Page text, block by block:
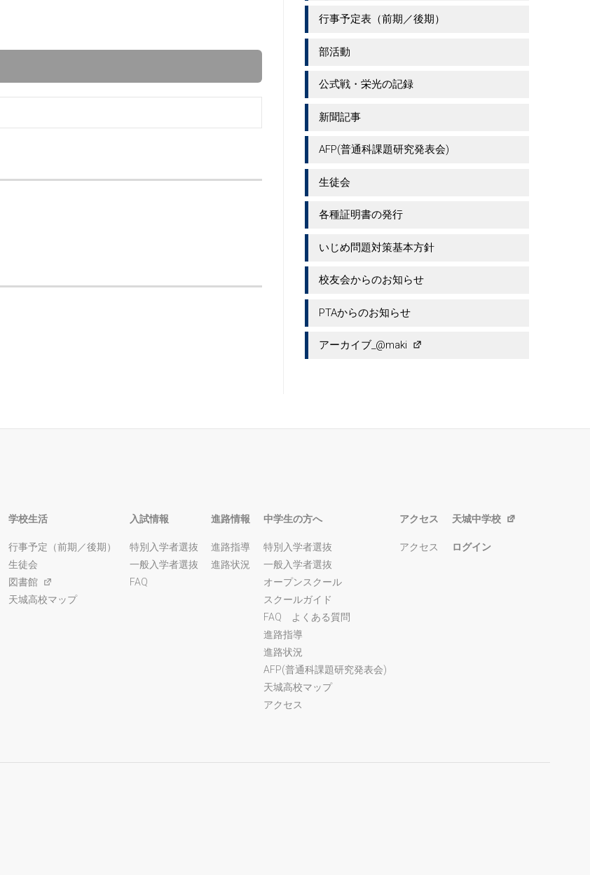
行事予定表（前期／後期）
部活動
公式戦・栄光の記録
新聞記事
AFP(普通科課題研究発表会)
生徒会
各種証明書の発行
いじめ問題対策基本方針
校友会からのお知らせ
PTAからのお知らせ
アーカイブ_@maki
学校生活
行事予定（前期／後期）
生徒会
図書館
天城高校マップ
入試情報
特別入学者選抜
一般入学者選抜
FAQ
進路情報
進路指導
進路状況
中学生の方へ
特別入学者選抜
一般入学者選抜
オープンスクール
スクールガイド
FAQ よくある質問
進路指導
進路状況
AFP(普通科課題研究発表会)
天城高校マップ
アクセス
アクセス
アクセス
天城中学校
ログイン